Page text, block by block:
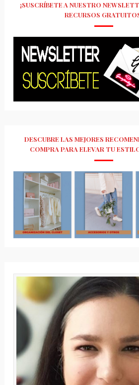
¡SUSCRÍBETE A NUESTRO
RECURSOS
DESCUBRE LAS MEJORES
COMPRA PARA ELEVAR TU